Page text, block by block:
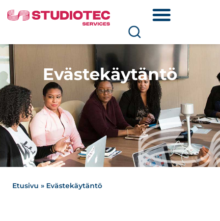
Evästekäytäntö
Etusivu » Evästekäytäntö